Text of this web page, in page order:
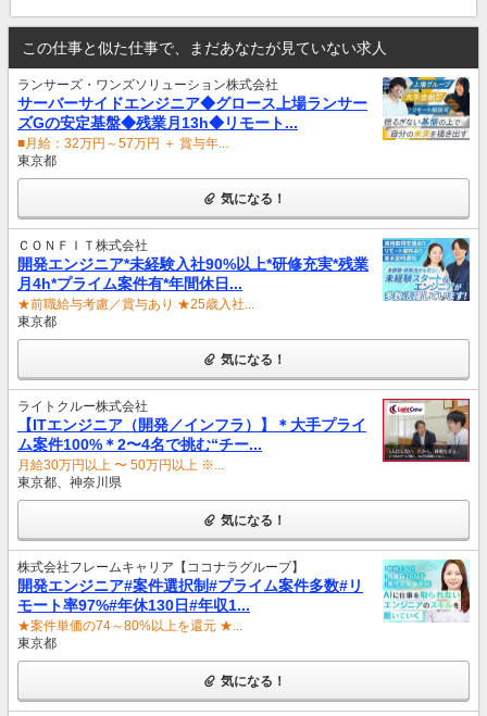
この仕事と似た仕事で、まだあなたが見ていない求人
ランサーズ・ワンズソリューション株式会社
サーバーサイドエンジニア◆グロース上場ランサー
ズGの安定基盤◆残業月13h◆リモート...
■月給：32万円～57万円 ＋ 賞与年...
東京都
気になる！
ＣＯＮＦＩＴ株式会社
開発エンジニア*未経験入社90%以上*研修充実*残業
月4h*プライム案件有*年間休日...
★前職給与考慮／賞与あり ★25歳入社...
東京都
気になる！
ライトクルー株式会社
【ITエンジニア（開発／インフラ）】＊大手プライ
ム案件100%＊2〜4名で挑む“チー...
月給30万円以上 〜 50万円以上 ※...
東京都、神奈川県
気になる！
株式会社フレームキャリア【ココナラグループ】
開発エンジニア#案件選択制#プライム案件多数#リ
モート率97%#年休130日#年収1...
★案件単価の74～80%以上を還元 ★...
東京都
気になる！